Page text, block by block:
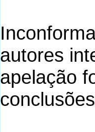
autores
apelação